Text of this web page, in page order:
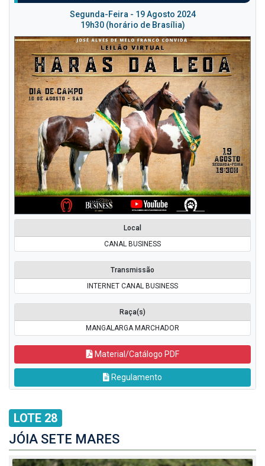
Segunda-Feira - 19 Agosto 2024
19h30 (horário de Brasília)
Local
CANAL BUSINESS
Transmissão
INTERNET CANAL BUSINESS
Raça(s)
MANGALARGA MARCHADOR
Material/Catálogo PDF
Regulamento
LOTE 28
JÓIA SETE MARES